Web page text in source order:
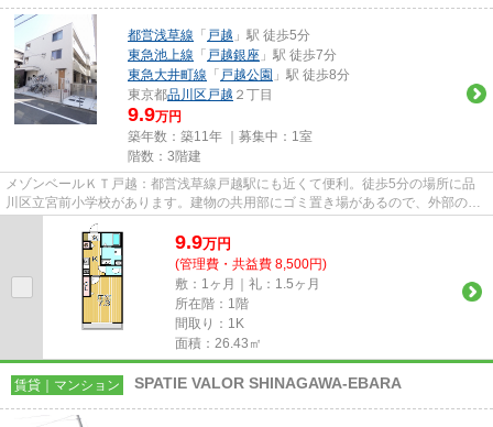
都営浅草線 「 戸越 」駅 徒歩5分
東急池上線 「 戸越銀座 」駅 徒歩7分
東急大井町線 「 戸越公園 」駅 徒歩8分
東京都品川区 戸越 ２丁目
9.9万円
築年数：築11年 ｜募集中： 1室
階数：3階建
メゾンベールＫＴ戸越：都営浅草線戸越駅にも近くて便利。徒歩5分の場所に品
川区立宮前小学校があります。建物の共用部にゴミ置き場があるので、外部の人
にゴミを見られるなどのトラブ...
9.9万円
(管理費・共益費 8,500円)
敷：1ヶ月｜礼：1.5ヶ月
所在階：1階
間取り：1K
面積：26.43㎡
賃貸｜マンション SPATIE VALOR SHINAGAWA-EBARA